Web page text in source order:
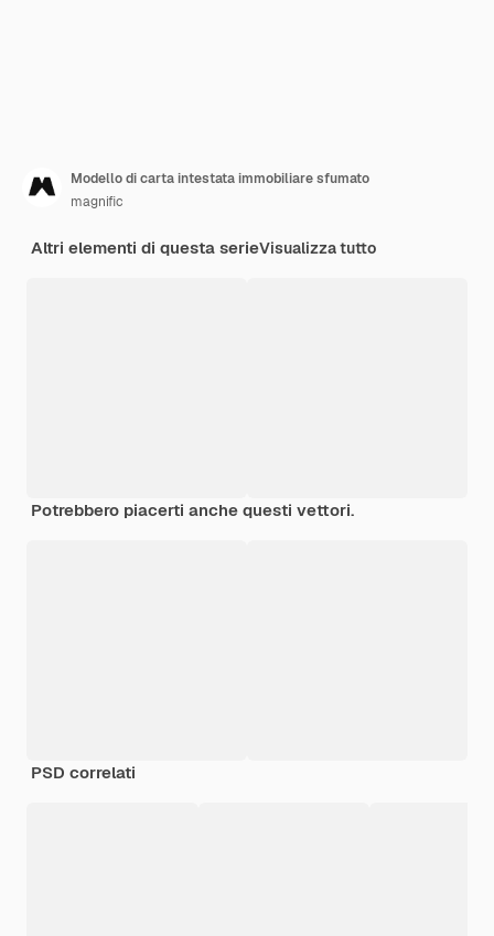
Modello di carta intestata immobiliare sfumato
magnific
Altri elementi di questa serieVisualizza tutto
Potrebbero piacerti anche questi vettori.
PSD correlati